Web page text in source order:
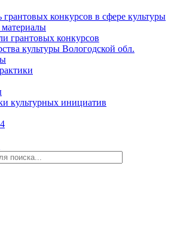
грантовых конкурсов в сфере культуры
грантовых конкурсов
культуры Вологодской обл.
культурных инициатив